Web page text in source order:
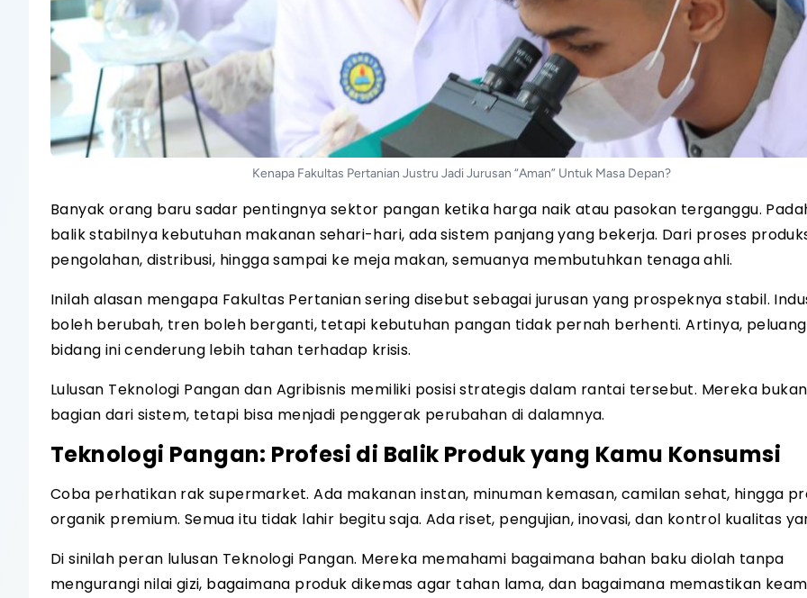
Kenapa Fakultas Pertanian Justru Jadi Jurusan “Aman” Untuk Masa Depan?
Banyak orang baru sadar pentingnya sektor pangan ketika harga naik atau pasokan terganggu.
balik stabilnya kebutuhan makanan sehari-hari, ada sistem panjang yang bekerja. Dari proses
pengolahan, distribusi, hingga sampai ke meja makan, semuanya membutuhkan tenaga ahli.
Inilah alasan mengapa Fakultas Pertanian sering disebut sebagai jurusan yang prospeknya stabil.
boleh berubah, tren boleh berganti, tetapi kebutuhan pangan tidak pernah berhenti. Artinya,
bidang ini cenderung lebih tahan terhadap krisis.
Lulusan Teknologi Pangan dan Agribisnis memiliki posisi strategis dalam rantai tersebut. Mereka
bagian dari sistem, tetapi bisa menjadi penggerak perubahan di dalamnya.
Teknologi Pangan: Profesi di Balik Produk yang Kamu Konsumsi
Coba perhatikan rak supermarket. Ada makanan instan, minuman kemasan, camilan sehat, hingga
organik premium. Semua itu tidak lahir begitu saja. Ada riset, pengujian, inovasi, dan kontrol kualitas
Di sinilah peran lulusan Teknologi Pangan. Mereka memahami bagaimana bahan baku diolah tanpa
mengurangi nilai gizi, bagaimana produk dikemas agar tahan lama, dan bagaimana memastikan